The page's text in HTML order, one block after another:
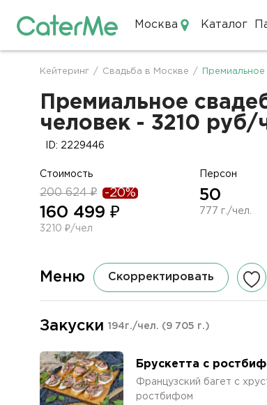
Москва Каталог
Строка
навигации
Кейтеринг / Свадьба в Москве /
Премиальное
человек - 3210 руб/
ID: 2229446
Стоимость
200 624 ₽ -20%
160 499 ₽
3210 ₽/чел
Персон
50
777 г./чел.
Меню Скорректировать
Закуски 194г./чел. (9 705 г.)
Брускетта с
Французский багет с
ростбифом